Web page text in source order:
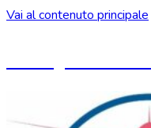
Vai al contenuto principale